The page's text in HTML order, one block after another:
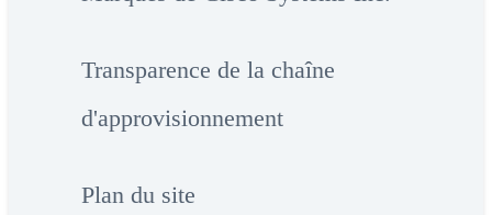
Transparence de la chaîne
d'approvisionnement
Plan du site